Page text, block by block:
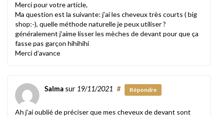
Merci pour votre article,
Ma question est la suivante: j’ai les cheveux très courts ( big
shop:-), quelle méthode naturelle je peux utiliser ?
généralement j’aime lisser les mèches de devant pour que ça
fasse pas garçon hihihihi
Merci d’avance
Salma sur 19/11/2021 # Répondre
Ah j’ai oublié de préciser que mes cheveux de devant sont